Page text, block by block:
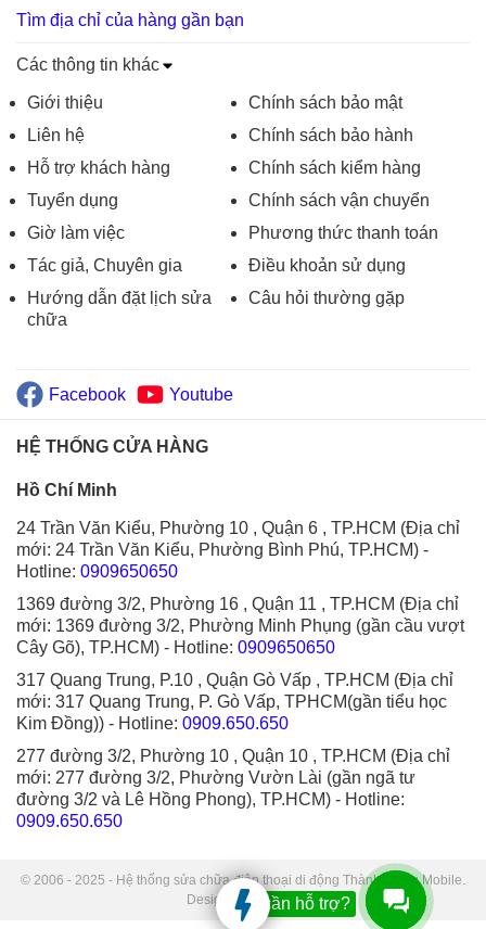
Tìm địa chỉ của hàng gần bạn
Các thông tin khác
Giới thiệu
Liên hệ
Hỗ trợ khách hàng
Tuyển dụng
Giờ làm việc
Tác giả, Chuyên gia
Hướng dẫn đặt lịch sửa
chữa
Chính sách bảo mật
Chính sách bảo hành
Chính sách kiểm hàng
Chính sách vận chuyển
Phương thức thanh toán
Điều khoản sử dụng
Câu hỏi thường gặp
Facebook Youtube
HỆ THỐNG CỬA HÀNG
Hồ Chí Minh
24 Trần Văn Kiểu, Phường 10 , Quận 6 , TP.HCM (Địa chỉ
mới: 24 Trần Văn Kiểu, Phường Bình Phú, TP.HCM) -
Hotline: 0909650650
1369 đường 3/2, Phường 16 , Quận 11 , TP.HCM (Địa chỉ
mới: 1369 đường 3/2, Phường Minh Phụng (gần cầu vượt
Cây Gõ), TP.HCM) - Hotline: 0909650650
317 Quang Trung, P.10 , Quận Gò Vấp , TP.HCM (Địa chỉ
mới: 317 Quang Trung, P. Gò Vấp, TPHCM(gần tiểu học
Kim Đồng)) - Hotline: 0909.650.650
277 đường 3/2, Phường 10 , Quận 10 , TP.HCM (Địa chỉ
mới: 277 đường 3/2, Phường Vườn Lài (gần ngã tư
đường 3/2 và Lê Hồng Phong), TP.HCM) - Hotline:
0909.650.650
© 2006 - 2025 - Hệ thống sửa chữa điện thoại di động Thành Trung Mobile.
Designed by Sudo.
Bạn cần hỗ trợ?